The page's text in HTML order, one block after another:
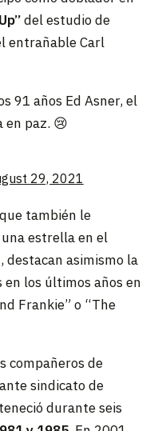
del estudio de
entrañable Carl
91 años Ed Asner, el
en paz. 😢
29, 2021
también le
estrella en el
destacan asimismo la
los últimos años en
Frankie” o “The
compañeros de
sindicato de
durante seis